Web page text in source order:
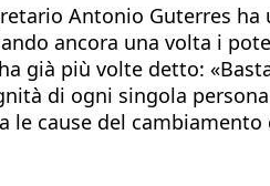
Antonio Guterres
ancora una volta i
già più volte detto:
di ogni singola
le cause del